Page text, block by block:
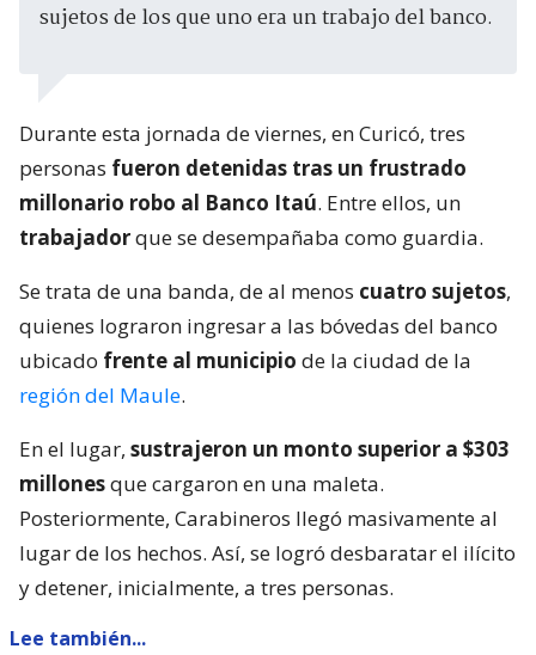
sujetos de los que uno era un trabajo del banco.
Durante esta jornada de viernes, en Curicó, tres
personas fueron detenidas tras un frustrado
millonario robo al Banco Itaú. Entre ellos, un
trabajadorque se desempañaba como guardia.
Se trata de una banda, de al menos cuatro sujetos,
quienes lograron ingresar a las bóvedas del banco
ubicado frente al municipio de la ciudad de la
región del Maule.
En el lugar, sustrajeron un monto superior a $303
millonesque cargaron en una maleta.
Posteriormente, Carabineros llegó masivamente al
lugar de los hechos. Así, se logró desbaratar el ilícito
y detener, inicialmente, a tres personas.
Lee también...